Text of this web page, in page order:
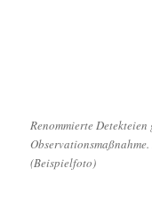
Renommierte
(Beispielfoto)